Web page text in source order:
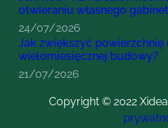
otwieraniu własnego
24/07/2026
Jak zwiększyć powierzchnię
wielomiesięcznej budowy?
21/07/2026
Copyright © 2022